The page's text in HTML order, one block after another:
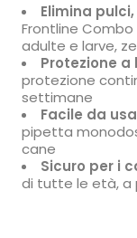
Elimina
Frontline
adulte e larve,
Protezione
protezione
settimane
Facile da
pipetta
cane
Sicuro per i
di tutte le età, a